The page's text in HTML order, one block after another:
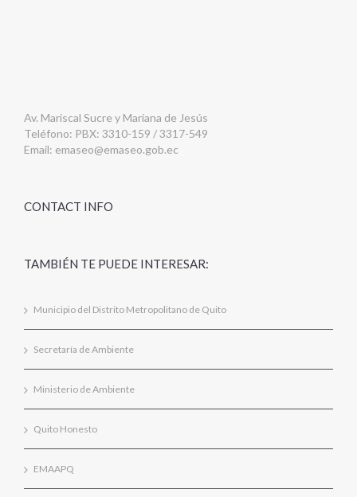
Av. Mariscal Sucre y Mariana de Jesús
Teléfono: PBX: 3310-159 / 3317-549
Email: emaseo@emaseo.gob.ec
CONTACT INFO
TAMBIÉN TE PUEDE INTERESAR:
Municipio del Distrito Metropolitano de Quito
Secretaría de Ambiente
Ministerio de Ambiente
Quito Honesto
EMAAPQ